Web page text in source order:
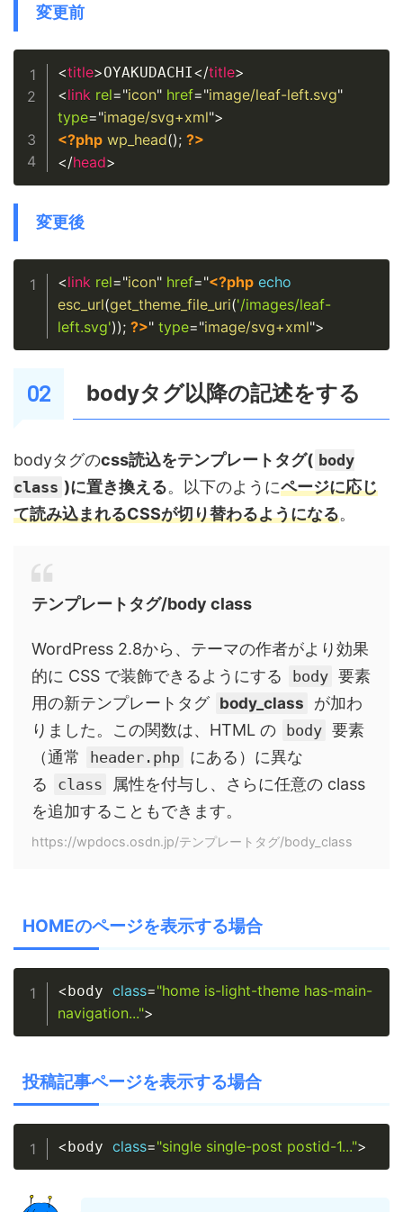
変更前
<title>OYAKUDACHI</title>
<link rel="icon" href="image/leaf-left.svg"
type="image/svg+xml">
<?php wp_head(); ?>
</head>
変更後
<link rel="icon" href="<?php echo
esc_url(get_theme_file_uri('/images/leaf-
left.svg')); ?>" type="image/svg+xml">
bodyタグ以降の記述をする
bodyタグのcss読込をテンプレートタグ( body
class )に置き換える。以下のようにページに応じ
て読み込まれるCSSが切り替わるようになる。
テンプレートタグ/body class
WordPress 2.8から、テーマの作者がより効果
的に CSS で装飾できるようにする
body 要素
用の新テンプレートタグ body_class
が加わ
りました。この関数は、HTML の
body 要素
（通常
header.php にある）に異な
る
class
属性を付与し、さらに任意の class
を追加することもできます。
https://wpdocs.osdn.jp/テンプレートタグ/body_class
HOMEのページを表示する場合
<body class="home is-light-theme has-main-
navigation...">
Copy
投稿記事ページを表示する場合
<body class="single single-post postid-1...">
Copy